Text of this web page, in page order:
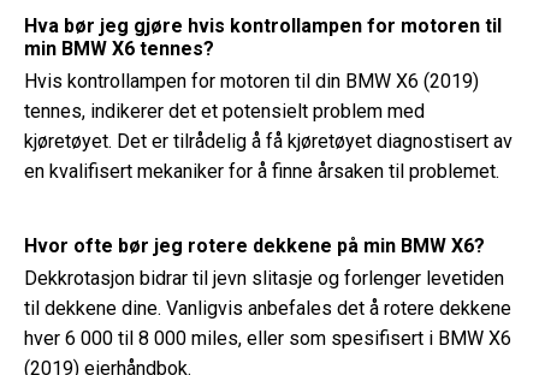
Hva bør jeg gjøre hvis kontrollampen for motoren til
min BMW X6 tennes?
Hvis kontrollampen for motoren til din BMW X6 (2019)
tennes, indikerer det et potensielt problem med
kjøretøyet. Det er tilrådelig å få kjøretøyet diagnostisert av
en kvalifisert mekaniker for å finne årsaken til problemet.
Hvor ofte bør jeg rotere dekkene på min BMW X6?
Dekkrotasjon bidrar til jevn slitasje og forlenger levetiden
til dekkene dine. Vanligvis anbefales det å rotere dekkene
hver 6 000 til 8 000 miles, eller som spesifisert i BMW X6
(2019) eierhåndbok.